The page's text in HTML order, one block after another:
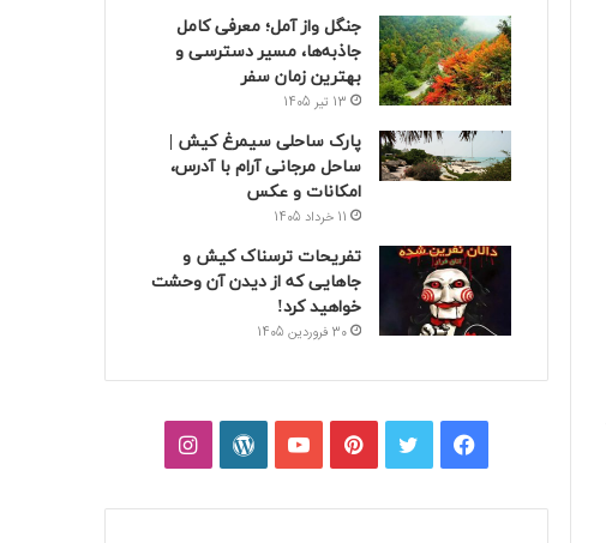
جنگل واز آمل؛ معرفی کامل
جاذبه‌ها، مسیر دسترسی و
بهترین زمان سفر
13 تیر 1405
پارک ساحلی سیمرغ کیش |
ساحل مرجانی آرام با آدرس،
امکانات و عکس
11 خرداد 1405
تفریحات ترسناک کیش و
جاهایی که از دیدن آن وحشت
خواهید کرد!
30 فروردین 1405
فیسبوکتوییترپینتریستیوتیوبوردپرساینستاگرام